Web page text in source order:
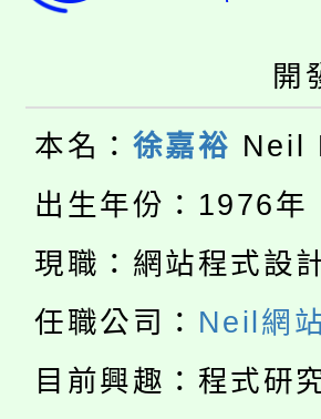
《TA101》
程，歡迎學
心理、諮商
系所師生報名
轉知苗栗縣
縣市「校園
門員」簡章
踴躍報名參
桃園市115學
要點
「桃園市補
展演活動實施
115年度「教
義教育推展
公告本校115
代理(課)教
「2026金融
開
本名： 徐嘉裕 Neil
出生年份：1976年
現職：網站程式設
任職公司： Neil網
目前興趣：程式研